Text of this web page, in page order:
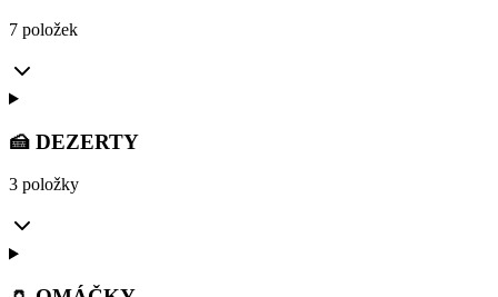
7 položek
🍰 DEZERTY
3 položky